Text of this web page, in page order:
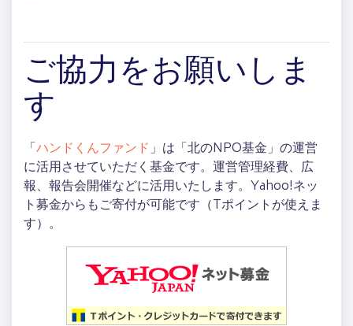
ご協力をお願いしま
す
「ハンドくんファンド」は「北のNPO基金」の運営
に活用させていただく基金です。運営管理経費、広
報、報告会開催などに活用いたします。Yahoo!ネッ
ト募金からもご寄付が可能です（Tポイントが使えま
す）。